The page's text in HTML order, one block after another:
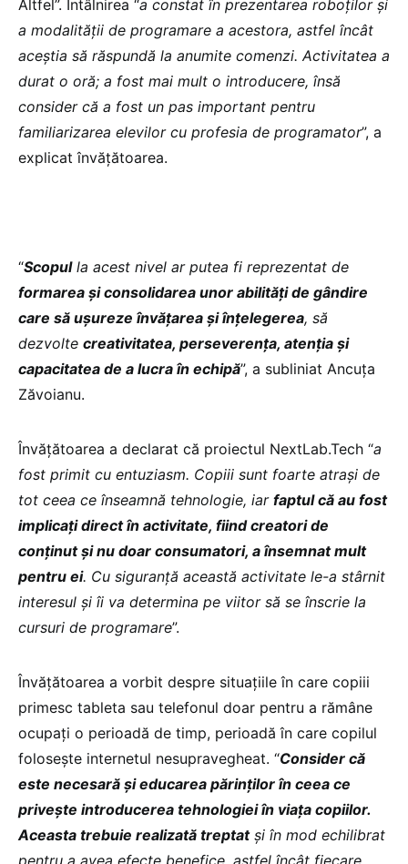
Altfel”. Întâlnirea “a constat în prezentarea roboților și
a modalității de programare a acestora, astfel încât
aceștia să răspundă la anumite comenzi. Activitatea a
durat o oră; a fost mai mult o introducere, însă
consider că a fost un pas important pentru
familiarizarea elevilor cu profesia de programator”, a
explicat învățătoarea.
“Scopulla acest nivel ar putea fi reprezentat de
formarea și consolidarea unor abilități de gândire
care să ușureze învățarea și înțelegerea, să
dezvolte creativitatea, perseverența, atenția și
capacitatea de a lucra în echipă”, a subliniat Ancuța
Zăvoianu.
Învățătoarea a declarat că proiectul NextLab.Tech “a
fost primit cu entuziasm. Copiii sunt foarte atrași de
tot ceea ce înseamnă tehnologie, iar faptul că au fost
implicați direct în activitate, fiind creatori de
conținut și nu doar consumatori, a însemnat mult
pentru ei. Cu siguranță această activitate le-a stârnit
interesul și îi va determina pe viitor să se înscrie la
cursuri de programare”.
Învățătoarea a vorbit despre situațiile în care copiii
primesc tableta sau telefonul doar pentru a rămâne
ocupați o perioadă de timp, perioadă în care copilul
folosește internetul nesupravegheat. “Consider că
este necesară și educarea părinților în ceea ce
privește introducerea tehnologiei în viața copiilor.
Aceasta trebuie realizată treptatși în mod echilibrat